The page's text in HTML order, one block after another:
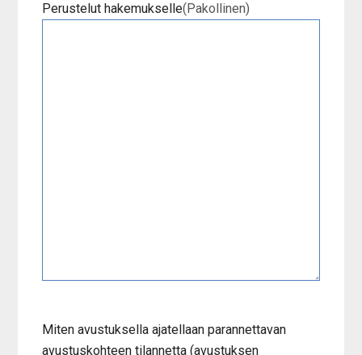
Perustelut hakemukselle(Pakollinen)
Miten avustuksella ajatellaan parannettavan
avustuskohteen tilannetta (avustuksen